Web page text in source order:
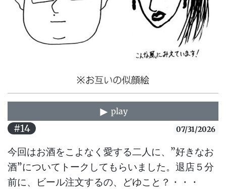
play
#14 07/31/2026
今回はお酒をこよなく愛する二人に、”好きなお
酒”についてトークしてもらいました。退店５分
前に、ビール注文するの、どゆこと？・・・